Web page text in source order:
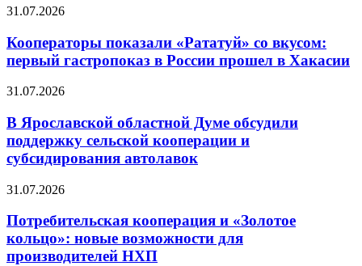
31.07.2026
Кооператоры показали «Рататуй» со вкусом:
первый гастропоказ в России прошел в Хакасии
31.07.2026
В Ярославской областной Думе обсудили
поддержку сельской кооперации и
субсидирования автолавок
31.07.2026
Потребительская кооперация и «Золотое
кольцо»: новые возможности для
производителей НХП